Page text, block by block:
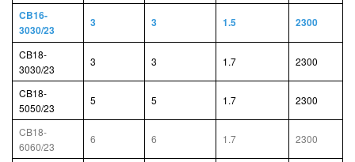
CB16-
3030/23
3 3 1.5 2300
CB18-
3030/23
3 3 1.7 2300
CB18-
5050/23
5 5 1.7 2300
CB18-
6060/23
6 6 1.7 2300